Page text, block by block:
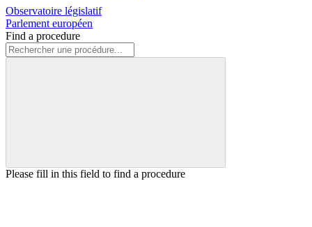
Observatoire législatif
Parlement européen
Find a procedure
Please fill in this field to find a procedure